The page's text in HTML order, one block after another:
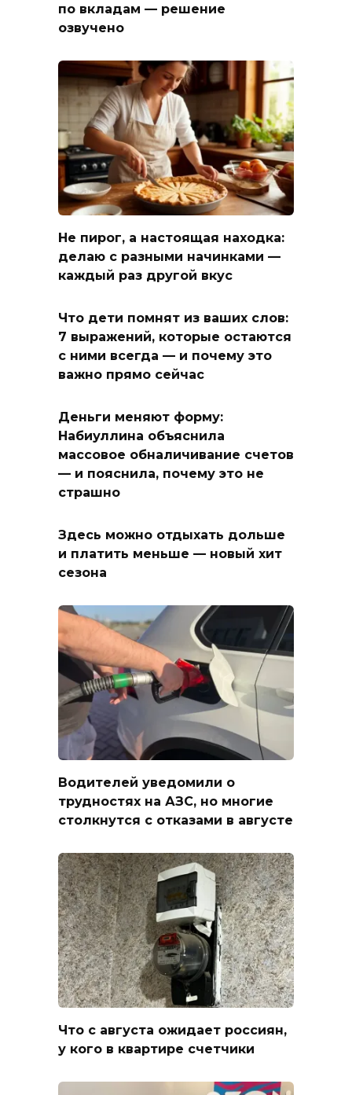
по вкладам — решение
озвучено
Не пирог, а настоящая находка:
делаю с разными начинками —
каждый раз другой вкус
Что дети помнят из ваших слов:
7 выражений, которые остаются
с ними всегда — и почему это
важно прямо сейчас
Деньги меняют форму:
Набиуллина объяснила
массовое обналичивание счетов
— и пояснила, почему это не
страшно
Здесь можно отдыхать дольше
и платить меньше — новый хит
сезона
Водителей уведомили о
трудностях на АЗС, но многие
столкнутся с отказами в августе
Что с августа ожидает россиян,
у кого в квартире счетчики